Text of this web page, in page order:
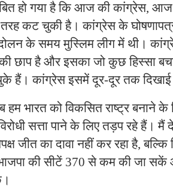
हो गया है कि आज की कांग्रेस,
कट चुकी है। कांग्रेस के
के समय मुस्लिम लीग में थी।
छाप है और इसका जो कुछ हिस्सा
चुके हैं। कांग्रेस इसमें दूर-दूर तक
हम भारत को विकसित राष्ट्र बनाने
सत्ता पाने के लिए तड़प रहे हैं। मैं
जीत का दावा नहीं कर रहा है,
की सीटें 370 से कम की जा सकें